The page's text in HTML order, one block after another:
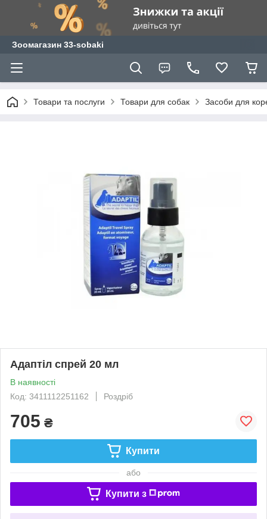
Зоомагазин 33-sobaki
Товари та послуги Товари для собак Засоби для
Адаптіл спрей 20 мл
В наявності
Код: 3411112251162
Роздріб
705 ₴
Купити
або
Купити з